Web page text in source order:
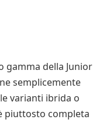
gamma della Junior
semplicemente
varianti ibrida o
piuttosto completa